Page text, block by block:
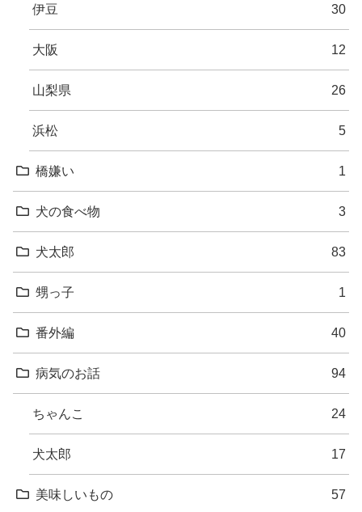
伊豆 30
大阪 12
山梨県 26
浜松 5
橋嫌い 1
犬の食べ物 3
犬太郎 83
甥っ子 1
番外編 40
病気のお話 94
ちゃんこ 24
犬太郎 17
美味しいもの 57